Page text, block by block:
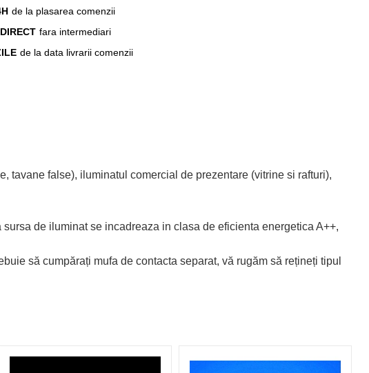
de la plasarea comenzii
fara intermediari
de la data livrarii comenzii
tavane false), iluminatul comercial de prezentare (vitrine si rafturi),
de iluminat se incadreaza in clasa de eficienta energetica A++,
să cumpărați mufa de contacta separat, vă rugăm să rețineți tipul